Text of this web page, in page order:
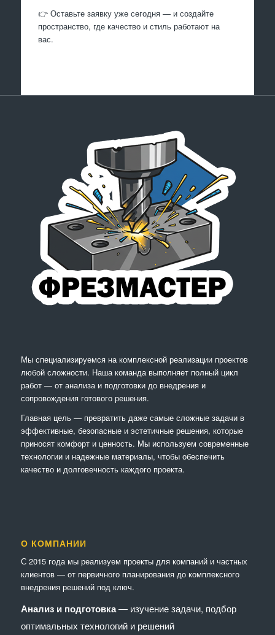
👉 Оставьте заявку уже сегодня — и создайте
пространство, где качество и стиль работают на
вас.
Мы специализируемся на комплексной реализации проектов
любой сложности. Наша команда выполняет полный цикл
работ — от анализа и подготовки до внедрения и
сопровождения готового решения.
Главная цель — превратить даже самые сложные задачи в
эффективные, безопасные и эстетичные решения, которые
приносят комфорт и ценность. Мы используем современные
технологии и надежные материалы, чтобы обеспечить
качество и долговечность каждого проекта.
О КОМПАНИИ
С 2015 года мы реализуем проекты для компаний и частных
клиентов — от первичного планирования до комплексного
внедрения решений под ключ.
Анализ и подготовка— изучение задачи, подбор
оптимальных технологий и решений